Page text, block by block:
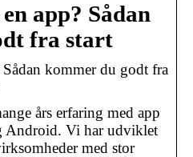
app? Sådan
fra start
kommer du godt fra
års erfaring med app
Vi har udviklet
med stor